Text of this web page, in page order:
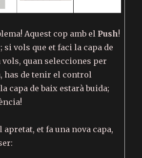
Aquest cop amb el Push!
si vols que et faci la capa de
vols, quan selecciones per
has de tenir el control
capa de baix estarà buida;
et fa una nova capa,